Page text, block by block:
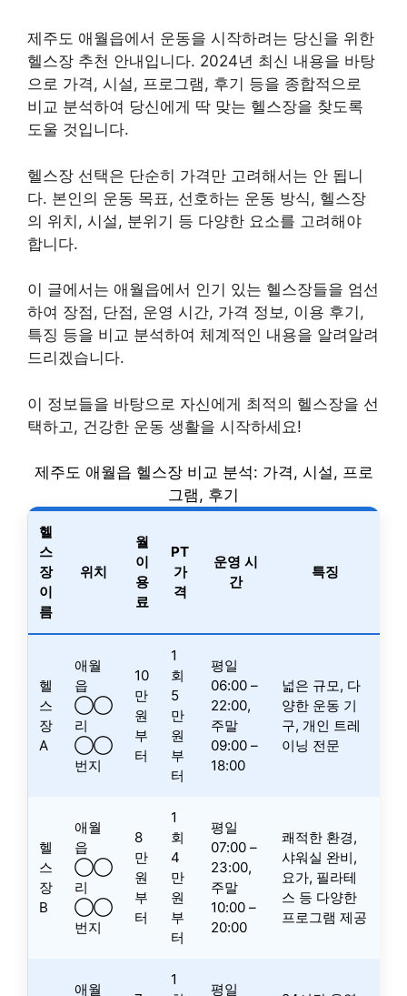
제주도 애월읍에서 운동을 시작하려는 당신을 위한
헬스장 추천 안내입니다. 2024년 최신 내용을 바탕
으로 가격, 시설, 프로그램, 후기 등을 종합적으로
비교 분석하여 당신에게 딱 맞는 헬스장을 찾도록
도울 것입니다.
헬스장 선택은 단순히 가격만 고려해서는 안 됩니
다. 본인의 운동 목표, 선호하는 운동 방식, 헬스장
의 위치, 시설, 분위기 등 다양한 요소를 고려해야
합니다.
이 글에서는 애월읍에서 인기 있는 헬스장들을 엄선
하여 장점, 단점, 운영 시간, 가격 정보, 이용 후기,
특징 등을 비교 분석하여 체계적인 내용을 알려알려
드리겠습니다.
이 정보들을 바탕으로 자신에게 최적의 헬스장을 선
택하고, 건강한 운동 생활을 시작하세요!
제주도 애월읍 헬스장 비교 분석: 가격, 시설, 프로
그램, 후기
헬
스
장
이
름
위치
월
이
용
료
PT
가
격
운영 시
간
특징
헬
스
장
A
애월
읍
◯◯
리
◯◯
번지
10
만
원
부
터
1
회
5
만
원
부
터
평일
06:00 –
22:00,
주말
09:00 –
18:00
넓은 규모, 다
양한 운동 기
구, 개인 트레
이닝 전문
헬
스
장
B
애월
읍
◯◯
리
◯◯
번지
8
만
원
부
터
1
회
4
만
원
부
터
평일
07:00 –
23:00,
주말
10:00 –
20:00
쾌적한 환경,
샤워실 완비,
요가, 필라테
스 등 다양한
프로그램 제공
애월
1
평일